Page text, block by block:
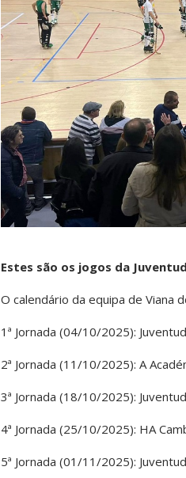
Estes são os jogos da
O calendário da equipa de Viana
1ª Jornada (04/10/2025):
2ª Jornada (11/10/2025): A
3ª Jornada (18/10/2025):
4ª Jornada (25/10/2025): HA
5ª Jornada (01/11/2025):